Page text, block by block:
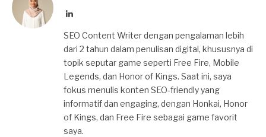
LinkedIn
SEO Content Writer dengan pengalaman lebih
dari 2 tahun dalam penulisan digital, khususnya di
topik seputar game seperti Free Fire, Mobile
Legends, dan Honor of Kings. Saat ini, saya
fokus menulis konten SEO-friendly yang
informatif dan engaging, dengan Honkai, Honor
of Kings, dan Free Fire sebagai game favorit
saya.